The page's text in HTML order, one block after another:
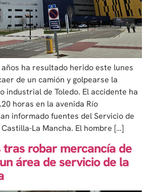
ha resultado herido este lunes
de un camión y golpearse la
industrial de Toledo. El accidente ha
horas en la avenida Río
informado fuentes del Servicio de
La Mancha. El hombre […]
tras robar mercancía de
área de servicio de la